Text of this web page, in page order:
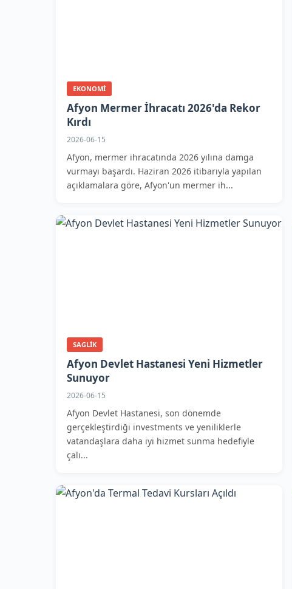
EKONOMI
Afyon Mermer İhracatı 2026'da Rekor
Kırdı
2026-06-15
Afyon, mermer ihracatında 2026 yılına damga
vurmayı başardı. Haziran 2026 itibarıyla yapılan
açıklamalara göre, Afyon'un mermer ih...
SAGLIK
Afyon Devlet Hastanesi Yeni Hizmetler
Sunuyor
2026-06-15
Afyon Devlet Hastanesi, son dönemde
gerçekleştirdiği investments ve yeniliklerle
vatandaşlara daha iyi hizmet sunma hedefiyle
çalı...